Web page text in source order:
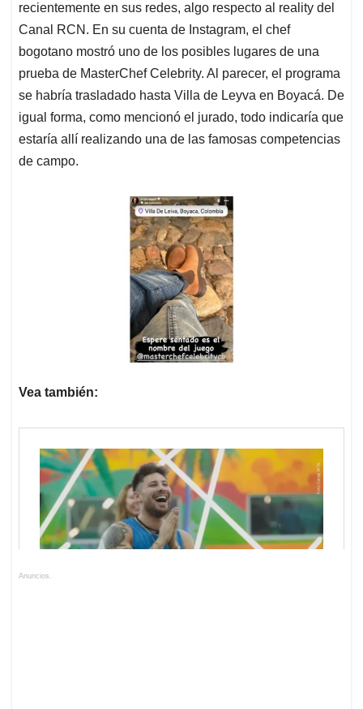
recientemente en sus redes, algo respecto al reality del
Canal RCN. En su cuenta de Instagram, el chef
bogotano mostró uno de los posibles lugares de una
prueba de MasterChef Celebrity. Al parecer, el programa
se habría trasladado hasta Villa de Leyva en Boyacá. De
igual forma, como mencionó el jurado, todo indicaría que
estaría allí realizando una de las famosas competencias
de campo.
Vea también:
Anuncios.